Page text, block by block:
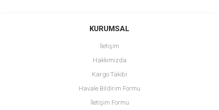
Bu ürüne ilk yorumu siz yapın!
Ürün resmi kalitesiz, bozuk veya görüntülenemiyor.
Ürün açıklamasında eksik bilgiler bulunuyor.
Ürün bilgilerinde hatalar bulunuyor.
Ürün fiyatı diğer sitelerden daha pahalı.
KURUMSAL
İletişim
Hakkımızda
Kargo Takibi
Havale Bildirim Formu
İletişim Formu